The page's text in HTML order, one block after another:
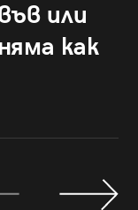
или
как